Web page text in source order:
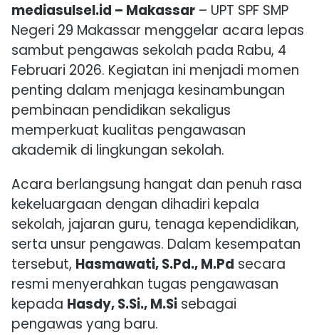
mediasulsel.id – Makassar – UPT SPF SMP
Negeri 29 Makassar menggelar acara lepas
sambut pengawas sekolah pada Rabu, 4
Februari 2026. Kegiatan ini menjadi momen
penting dalam menjaga kesinambungan
pembinaan pendidikan sekaligus
memperkuat kualitas pengawasan
akademik di lingkungan sekolah.
Acara berlangsung hangat dan penuh rasa
kekeluargaan dengan dihadiri kepala
sekolah, jajaran guru, tenaga kependidikan,
serta unsur pengawas. Dalam kesempatan
tersebut, Hasmawati, S.Pd., M.Pd secara
resmi menyerahkan tugas pengawasan
kepada Hasdy, S.Si., M.Si sebagai
pengawas yang baru.